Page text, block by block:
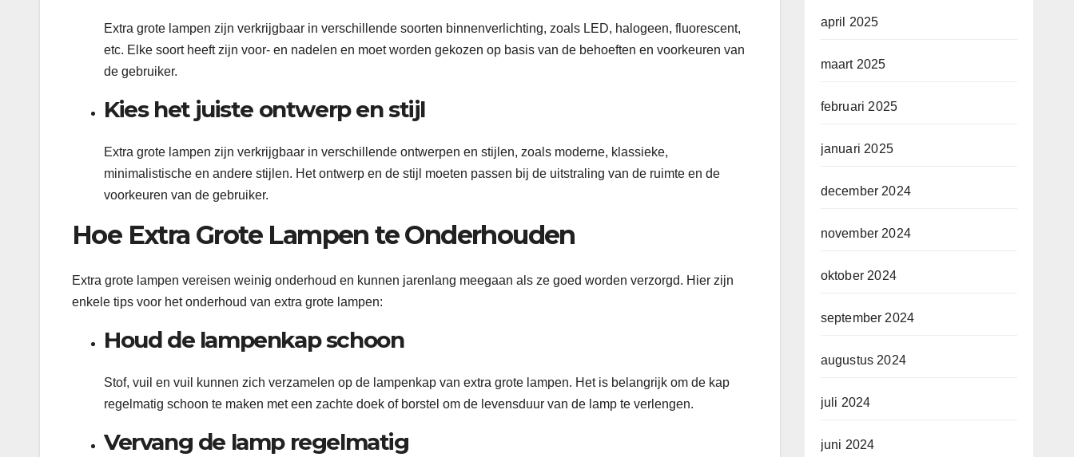
Extra grote lampen zijn verkrijgbaar in verschillende soorten binnenverlichting, zoals LED, halogeen, fluorescent,
etc. Elke soort heeft zijn voor- en nadelen en moet worden gekozen op basis van de behoeften en voorkeuren van
de gebruiker.
Kies het juiste ontwerp en stijl
Extra grote lampen zijn verkrijgbaar in verschillende ontwerpen en stijlen, zoals moderne, klassieke,
minimalistische en andere stijlen. Het ontwerp en de stijl moeten passen bij de uitstraling van de ruimte en de
voorkeuren van de gebruiker.
Hoe Extra Grote Lampen te Onderhouden
Extra grote lampen vereisen weinig onderhoud en kunnen jarenlang meegaan als ze goed worden verzorgd. Hier zijn
enkele tips voor het onderhoud van extra grote lampen:
Houd de lampenkap schoon
Stof, vuil en vuil kunnen zich verzamelen op de lampenkap van extra grote lampen. Het is belangrijk om de kap
regelmatig schoon te maken met een zachte doek of borstel om de levensduur van de lamp te verlengen.
Vervang de lamp regelmatig
april 2025
maart 2025
februari 2025
januari 2025
december 2024
november 2024
oktober 2024
september 2024
augustus 2024
juli 2024
juni 2024